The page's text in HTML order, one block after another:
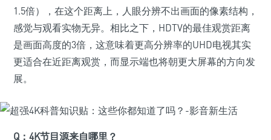
1.5倍），在这个距离上，人眼分辨不出画面的像素结构，
感觉与观看实物无异。相比之下，HDTV的最佳观赏距离
是画面高度的3倍，这意味着更高分辨率的UHD电视其实
更适合在近距离观赏，而显示端也将朝更大屏幕的方向发
展。
Q： 4K节目源来自哪里？